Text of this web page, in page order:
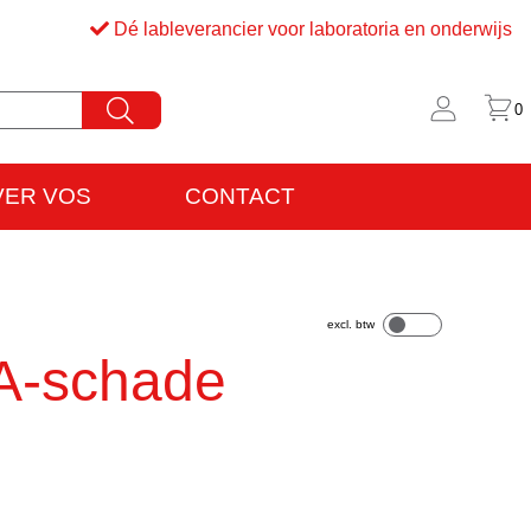
Dé lableverancier voor laboratoria en onderwijs
0
VOS CONTACT
schade